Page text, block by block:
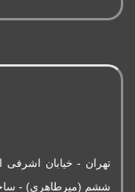
تهران - خیابان اشرفی
ششم (میرطاهری) - ساختمان